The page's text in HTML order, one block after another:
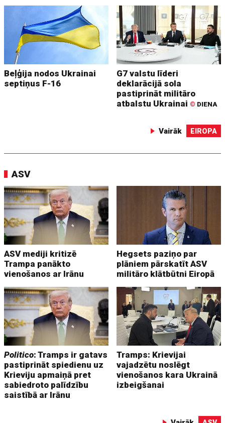
Beļģija nodos Ukrainai
septiņus F-16
G7 valstu līderi
deklarācijā sola
pastiprināt militāro
atbalstu Ukrainai © DIENA
Vairāk EIROPA
ASV
ASV mediji kritizē
Trampa panākto
vienošanos ar Irānu
Hegsets paziņo par
plāniem pārskatīt ASV
militāro klātbūtni Eiropā
Politico: Tramps ir gatavs
pastiprināt spiedienu uz
Krieviju apmaiņā pret
sabiedroto palīdzību
saistībā ar Irānu
Tramps: Krievijai
vajadzētu noslēgt
vienošanos kara Ukrainā
izbeigšanai